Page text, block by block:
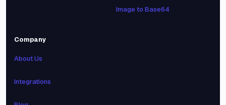
Image to Base64
Company
About Us
Integrations